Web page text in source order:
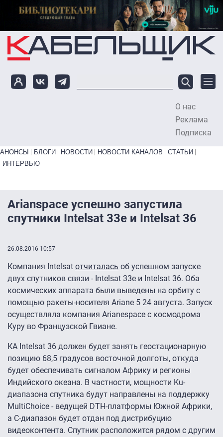
Перейти к основному содержанию
О нас
Реклама
Подписка
Primary links bottom
АНОНСЫ БЛОГИ НОВОСТИ НОВОСТИ КАНАЛОВ
СТАТЬИ
ИНТЕРВЬЮ
Arianspace успешно запустила
спутники Intelsat 33e и Intelsat 36
26.08.2016 10:57
Компания Intelsat отчиталась об успешном запуске
двух спутников связи - Intelsat 33e и Intelsat 36. Оба
космических аппарата были выведены на орбиту с
помощью ракеты-носителя Ariane 5 24 августа. Запуск
осуществляла компания Arianespace с космодрома
Куру во Французской Гвиане.
КА Intelsat 36 должен будет занять геостационарную
позицию 68,5 градусов восточной долготы, откуда
будет обеспечивать сигналом Африку и регионы
Индийского океана. В частности, мощности Ku-
диапазона спутника будут направлены на поддержку
MultiChoice - ведущей DTH-платформы Южной Африки,
а C-диапазон будет отдан под дистрибуцию
видеоконтента. Спутник расположится рядом с другим